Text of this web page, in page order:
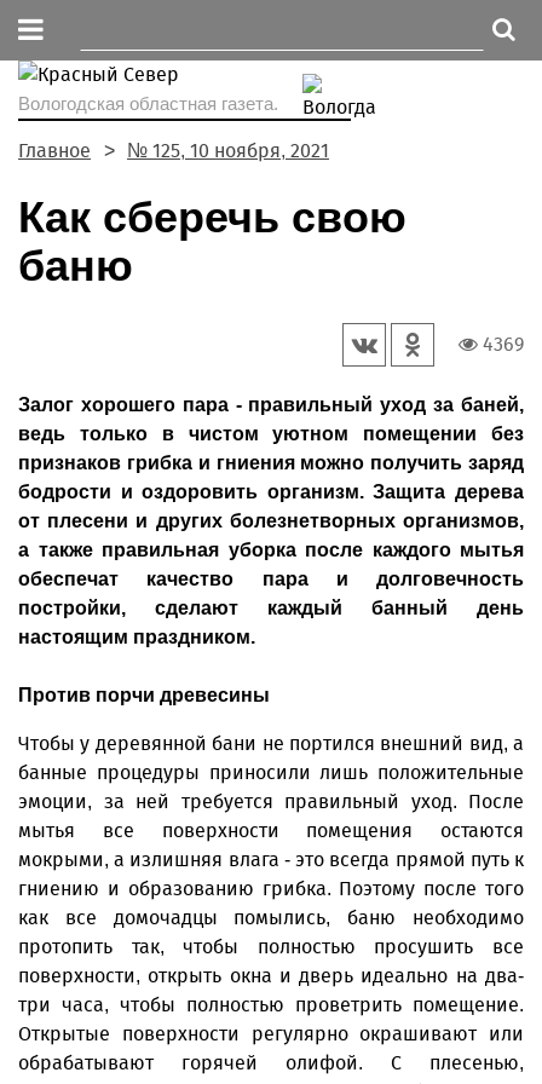
Вологодская областная газета.
Главное № 125, 10 ноября, 2021
Как сберечь свою
баню
4369
Залог хорошего пара - правильный уход за баней,
ведь только в чистом уютном помещении без
признаков грибка и гниения можно получить заряд
бодрости и оздоровить организм. Защита дерева
от плесени и других болезнетворных организмов,
а также правильная уборка после каждого мытья
обеспечат качество пара и долговечность
постройки, сделают каждый банный день
настоящим праздником.
Против порчи древесины
Чтобы у деревянной бани не портился внешний вид, а
банные процедуры приносили лишь положительные
эмоции, за ней требуется правильный уход. После
мытья все поверхности помещения остаются
мокрыми, а излишняя влага - это всегда прямой путь к
гниению и образованию грибка. Поэтому после того
как все домочадцы помылись, баню необходимо
протопить так, чтобы полностью просушить все
поверхности, открыть окна и дверь идеально на два-
три часа, чтобы полностью проветрить помещение.
Открытые поверхности регулярно окрашивают или
обрабатывают горячей олифой. С плесенью,